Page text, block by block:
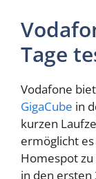
Tage
Vodafone
GigaCube in
kurzen
ermöglicht
Homespot
in den ersten